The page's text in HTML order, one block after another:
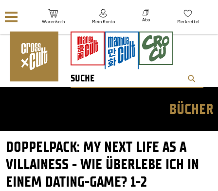
Warenkorb Mein Konto Abo Merkzettel
BÜCHER
DOPPELPACK: MY NEXT LIFE AS A
VILLAINESS - WIE ÜBERLEBE ICH IN
EINEM DATING-GAME? 1-2